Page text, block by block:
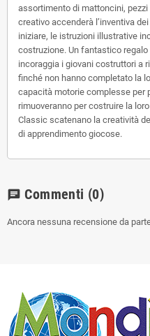
assortimento di mattoncini,
creativo accenderà l’inventiva
iniziare, le istruzioni illustrative
costruzione. Un fantastico
incoraggia i giovani costruttori a
finché non hanno completato la
capacità motorie complesse per
rimuoveranno per costruire la
Classic scatenano la creatività
di apprendimento giocose.
chat Commenti (0)
Ancora nessuna recensione da